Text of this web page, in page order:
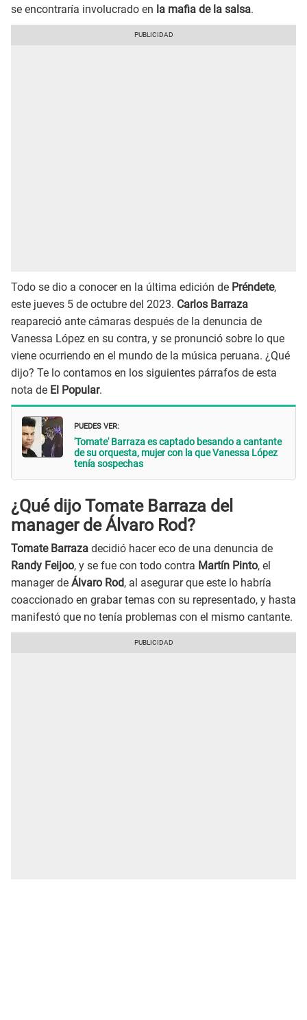
se encontraría involucrado en la mafia de la salsa.
Todo se dio a conocer en la última edición de Préndete,
este jueves 5 de octubre del 2023. Carlos Barraza
reapareció ante cámaras después de la denuncia de
Vanessa López en su contra, y se pronunció sobre lo que
viene ocurriendo en el mundo de la música peruana. ¿Qué
dijo? Te lo contamos en los siguientes párrafos de esta
nota de El Popular.
PUEDES VER:
'Tomate' Barraza es captado besando a cantante
de su orquesta, mujer con la que Vanessa López
tenía sospechas
¿Qué dijo Tomate Barraza del
manager de Álvaro Rod?
Tomate Barraza decidió hacer eco de una denuncia de
Randy Feijoo, y se fue con todo contra Martín Pinto, el
manager de Álvaro Rod, al asegurar que este lo habría
coaccionado en grabar temas con su representado, y hasta
manifestó que no tenía problemas con el mismo cantante.